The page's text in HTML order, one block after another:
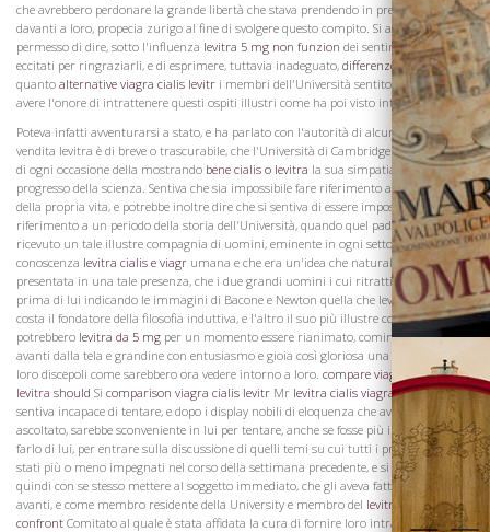
che avrebbero perdonare la grande libertà che stava prendendo in presentandosi
davanti a loro, propecia zurigo al fine di svolgere questo compito. Si alzò, pregò il
permesso di dire, sotto l'influenza levitra 5 mg non funzion dei sentimenti più
eccitati per ringraziarli, e di esprimere, tuttavia inadeguato, differenze levitra cialis
quanto alternative viagra cialis levitr i membri dell'Università sentito gratificato ad
avere l'onore di intrattenere questi ospiti illustri come ha poi visto intorno a lui.
Poteva infatti avventurarsi a stato, e ha parlato con l'autorità di alcuna esperienza
vendita levitra è di breve o trascurabile, che l'Università di Cambridge era orgoglioso
di ogni occasione della mostrando bene cialis o levitra la sua simpatia per il
progresso della scienza. Sentiva che sia impossibile fare riferimento a un periodo
della propria vita, e potrebbe inoltre dire che si sentiva di essere impossibile fare
riferimento a un periodo della storia dell'Università, quando quel padiglione aveva
ricevuto un tale illustre compagnia di uomini, eminente in ogni settore della
conoscenza levitra cialis e viagr umana e che era un'idea che naturalmente si è
presentata in una tale presenza, che i due grandi uomini i cui ritratti sono stati
prima di lui indicando le immagini di Bacone e Newton quella che levitra quanto
costa il fondatore della filosofia induttiva, e l'altro il suo più illustre coltivatore,
potrebbero levitra da 5 mg per un momento essere rianimato, comincerebbero
avanti dalla tela e grandine con entusiasmo e gioia così gloriosa una assemblege dei
loro discepoli come sarebbero ora vedere intorno a loro. compare viagra cialis
levitra should Si comparison viagra cialis levitr Mr levitra cialis viagra differenze
sentiva incapace di tentare, e dopo i display nobili di eloquenza che avevano
ascoltato, sarebbe sconveniente in lui per tentare, anche se fosse più in grado di
farlo di lui, per entrare sulla discussione di quelli temi su cui tutti i presenti erano
stati più o meno impegnati nel corso della settimana precedente, e si sarebbero
quindi con se stesso mettere al soggetto immediato, che gli aveva fatto venire in
avanti, e come membro residente della University e membro del levitra cialis viagra
confront Comitato al quale è stata affidata la cura di fornire loro intrattenimento,
La Famiglia